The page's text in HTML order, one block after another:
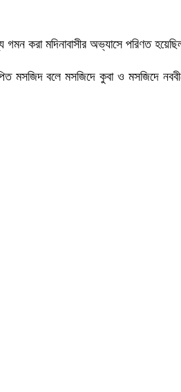
করা মদিনাবাসীর অভ্যাসে পরিণত
বলে মসজিদে কুবা ও মসজিদে